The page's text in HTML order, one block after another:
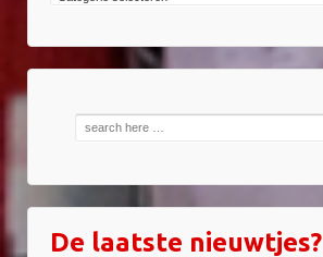
Zoek
naar:
De laatste nieuwtjes?